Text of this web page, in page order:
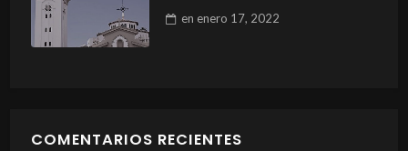
en enero 17, 2022
COMENTARIOS RECIENTES